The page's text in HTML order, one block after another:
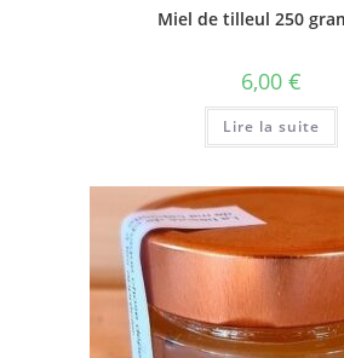
Miel de tilleul 250
6,00 €
Lire la suite